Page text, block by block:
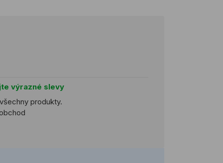
výrazné slevy
produkty.